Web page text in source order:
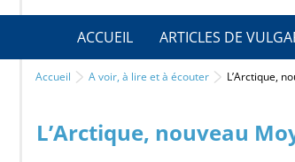
ACCUEIL ARTICLES DE
Accueil A voir, à lire et à écouter L’Arctique,
L’Arctique, nouveau